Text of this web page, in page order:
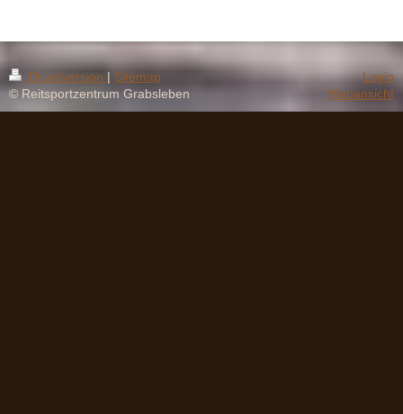
Druckversion | Sitemap
© Reitsportzentrum Grabsleben
Login
Webansicht